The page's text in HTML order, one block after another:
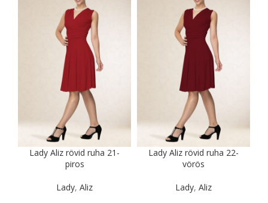
Lady Aliz rövid ruha 21-
piros
Lady, Aliz
Lady Aliz rövid ruha 22-
vörös
Lady, Aliz